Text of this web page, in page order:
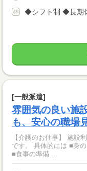
◆シフト制 ◆長期
[一般派遣]
雰囲気の良い施
も、安心の職場
【介護のお仕事】 施設
です。 具体的には ■身の回りのお世話 ■レクリエーションの見守り
■食事の準備 ...